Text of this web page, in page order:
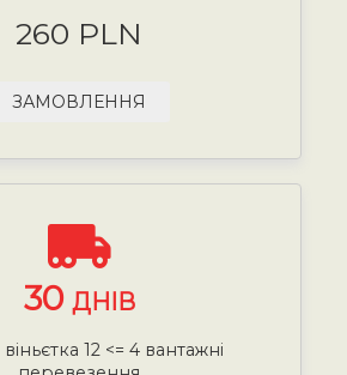
260 PLN
ЗАМОВЛЕННЯ
30 ДНІВ
12 <= 4 вантажні